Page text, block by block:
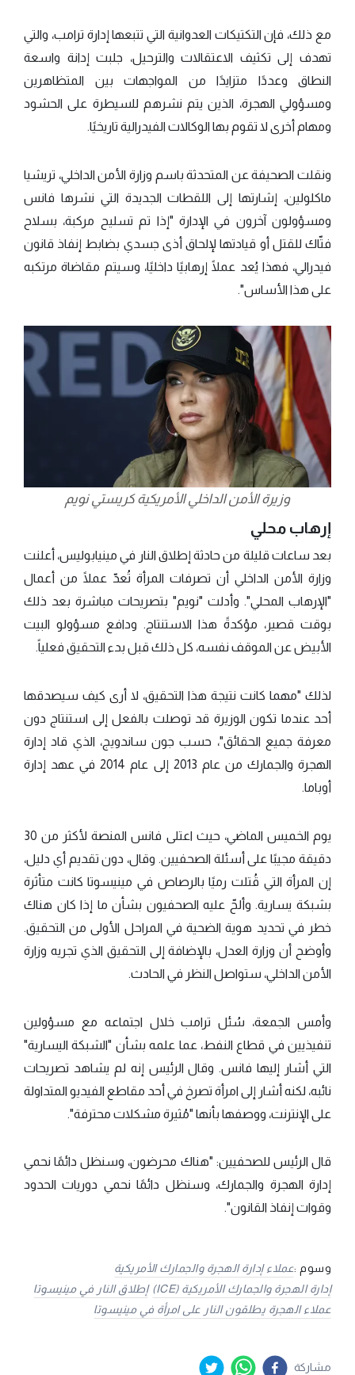
مع ذلك، فإن التكتيكات العدوانية التي تتبعها إدارة ترامب، والتي
تهدف إلى تكثيف الاعتقالات والترحيل، جلبت إدانة واسعة
النطاق وعددًا متزايدًا من المواجهات بين المتظاهرين
ومسؤولي الهجرة، الذين يتم نشرهم للسيطرة على الحشود
ومهام أخرى لا تقوم بها الوكالات الفيدرالية تاريخيًا.
ونقلت الصحيفة عن المتحدثة باسم وزارة الأمن الداخلي، تريشيا
ماكلولين، إشارتها إلى اللقطات الجديدة التي نشرها فانس
ومسؤولون آخرون في الإدارة "إذا تم تسليح مركبة، بسلاح
فتّاك للقتل أو قيادتها لإلحاق أذى جسدي بضابط إنفاذ قانون
فيدرالي، فهذا يُعد عملًا إرهابيًا داخليًا، وسيتم مقاضاة مرتكبه
على هذا الأساس".
وزيرة الأمن الداخلي الأمريكية كريستي نويم
إرهاب محلي
بعد ساعات قليلة من حادثة إطلاق النار في مينيابوليس، أعلنت
وزارة الأمن الداخلي أن تصرفات المرأة تُعدّ عملًا من أعمال
"الإرهاب المحلي". وأدلت "نويم" بتصريحات مباشرة بعد ذلك
بوقت قصير، مؤكدةً هذا الاستنتاج. ودافع مسؤولو البيت
الأبيض عن الموقف نفسه، كل ذلك قبل بدء التحقيق فعلياً.
لذلك "مهما كانت نتيجة هذا التحقيق، لا أرى كيف سيصدقها
أحد عندما تكون الوزيرة قد توصلت بالفعل إلى استنتاج دون
معرفة جميع الحقائق"، حسب جون ساندويج، الذي قاد إدارة
الهجرة والجمارك من عام 2013 إلى عام 2014 في عهد إدارة
أوباما.
يوم الخميس الماضي، حيث اعتلى فانس المنصة لأكثر من 30
دقيقة مجيبًا على أسئلة الصحفيين. وقال، دون تقديم أي دليل،
إن المرأة التي قُتلت رميًا بالرصاص في مينيسوتا كانت متأثرة
بشبكة يسارية. وألحّ عليه الصحفيون بشأن ما إذا كان هناك
خطر في تحديد هوية الضحية في المراحل الأولى من التحقيق.
وأوضح أن وزارة العدل، بالإضافة إلى التحقيق الذي تجريه وزارة
الأمن الداخلي، ستواصل النظر في الحادث.
وأمس الجمعة، سُئل ترامب خلال اجتماعه مع مسؤولين
تنفيذيين في قطاع النفط، عما علمه بشأن "الشبكة اليسارية"
التي أشار إليها فانس. وقال الرئيس إنه لم يشاهد تصريحات
نائبه، لكنه أشار إلى امرأة تصرخ في أحد مقاطع الفيديو المتداولة
على الإنترنت، ووصفها بأنها "مُثيرة مشكلات محترفة".
قال الرئيس للصحفيين: "هناك محرضون، وسنظل دائمًا نحمي
إدارة الهجرة والجمارك، وسنظل دائمًا نحمي دوريات الحدود
وقوات إنفاذ القانون".
وسوم :عملاء إدارة الهجرة والجمارك الأمريكية
إدارة الهجرة والجمارك الأمريكية (ICE)
إطلاق النار في مينيسوتا
عملاء الهجرة يطلقون النار على امرأة في مينيسوتا
مشاركة